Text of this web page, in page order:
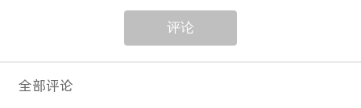
评论
全部评论